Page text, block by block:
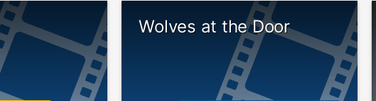
Wolves at the Door